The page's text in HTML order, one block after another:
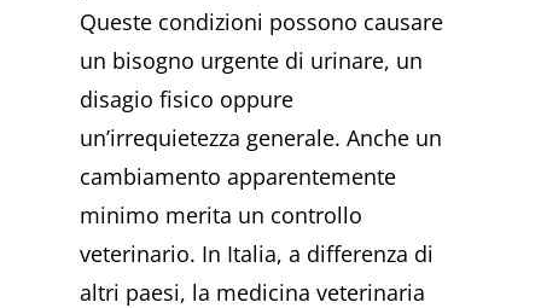
Queste condizioni possono causare
un bisogno urgente di urinare, un
disagio fisico oppure
un’irrequietezza generale. Anche un
cambiamento apparentemente
minimo merita un controllo
veterinario. In Italia, a differenza di
altri paesi, la medicina veterinaria